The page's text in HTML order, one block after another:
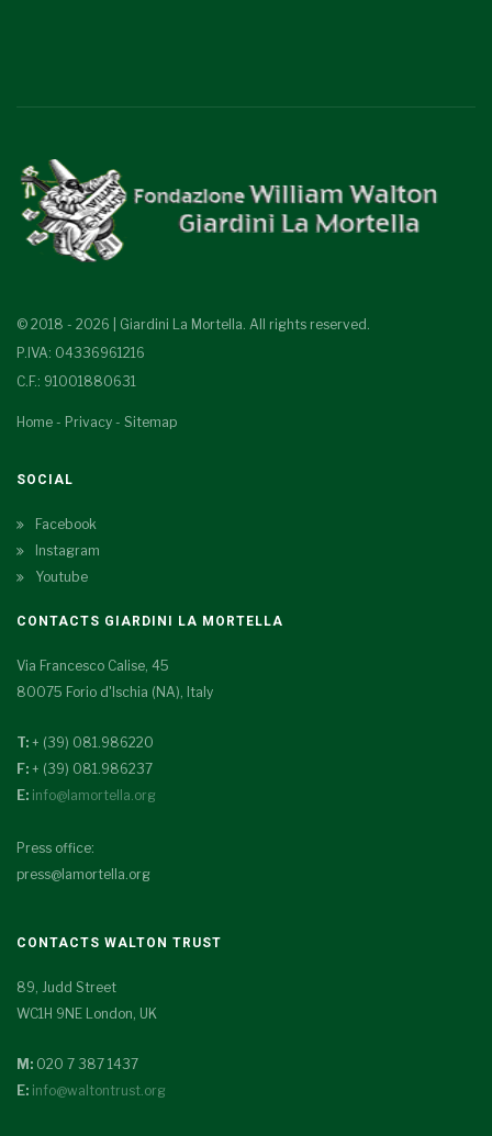
© 2018 - 2026 | Giardini La Mortella. All rights reserved.
P.IVA: 04336961216
C.F.: 91001880631
Home - Privacy - Sitemap
SOCIAL
Facebook
Instagram
Youtube
CONTACTS GIARDINI LA MORTELLA
Via Francesco Calise, 45
80075 Forio d'Ischia (NA), Italy
T: + (39) 081.986220
F: + (39) 081.986237
E: info@lamortella.org
Press office:
press@lamortella.org
CONTACTS WALTON TRUST
89, Judd Street
WC1H 9NE London, UK
M: 020 7 387 1437
E: info@waltontrust.org